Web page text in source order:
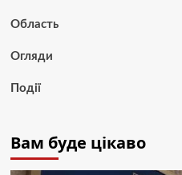
Область
Огляди
Події
Вам буде цікаво